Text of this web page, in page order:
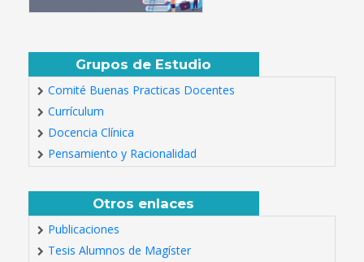
Grupos de Estudio
Comité Buenas Practicas Docentes
Currículum
Docencia Clínica
Pensamiento y Racionalidad
Otros enlaces
Publicaciones
Tesis Alumnos de Magíster